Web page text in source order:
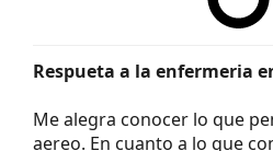
Respueta a la enfermeria
Me alegra conocer lo que
aereo. En cuanto a lo que